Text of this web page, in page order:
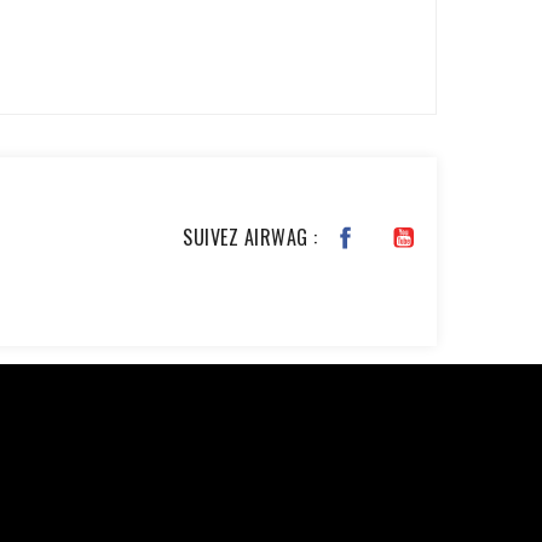
SUIVEZ AIRWAG :